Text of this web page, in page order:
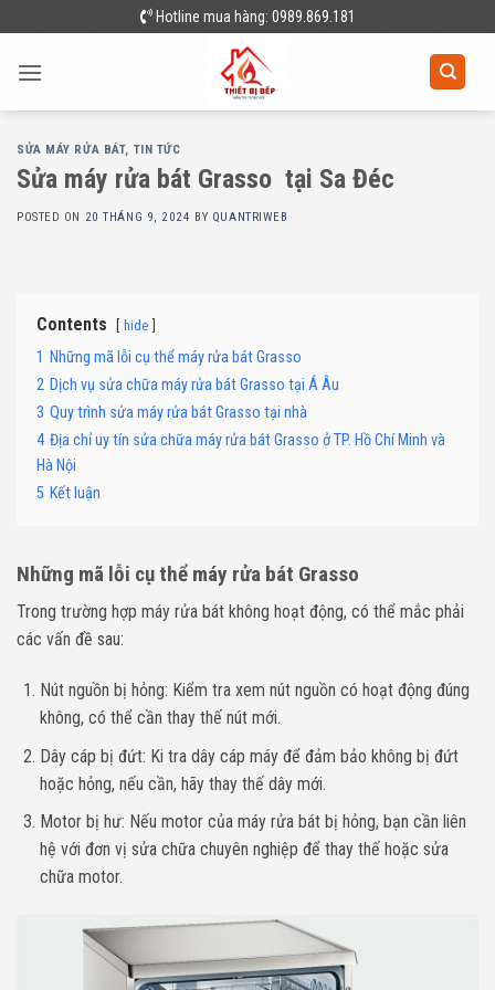
to
content
Hotline mua hàng: 0989.869.181
SỬA MÁY RỬA BÁT, TIN TỨC
Sửa máy rửa bát Grasso tại Sa Đéc
POSTED ON 20 THÁNG 9, 2024 BY QUANTRIWEB
Contents hide
1 Những mã lỗi cụ thể máy rửa bát Grasso
2 Dịch vụ sửa chữa máy rửa bát Grasso tại Á Âu
3 Quy trình sửa máy rửa bát Grasso tại nhà
4 Địa chỉ uy tín sửa chữa máy rửa bát Grasso ở TP. Hồ Chí Minh và
Hà Nội
5 Kết luận
Những mã lỗi cụ thể máy rửa bát Grasso
Trong trường hợp máy rửa bát không hoạt động, có thể mắc phải
các vấn đề sau:
Nút nguồn bị hỏng: Kiểm tra xem nút nguồn có hoạt động đúng
không, có thể cần thay thế nút mới.
Dây cáp bị đứt: Ki tra dây cáp máy để đảm bảo không bị đứt
hoặc hỏng, nếu cần, hãy thay thế dây mới.
Motor bị hư: Nếu motor của máy rửa bát bị hỏng, bạn cần liên
hệ với đơn vị sửa chữa chuyên nghiệp để thay thế hoặc sửa
chữa motor.